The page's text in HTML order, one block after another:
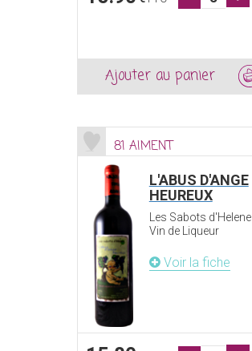
Ajouter au panier
81 AIMENT
L'ABUS D'ANGE
HEUREUX
Les Sabots d'Helene
Vin de Liqueur
Voir la fiche